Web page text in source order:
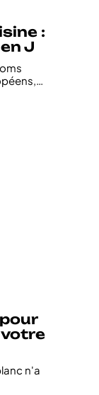
:
J
…
n'a